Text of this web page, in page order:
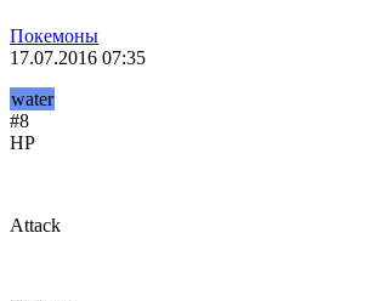
Покемоны
17.07.2016 07:35
water
#8
HP
Attack